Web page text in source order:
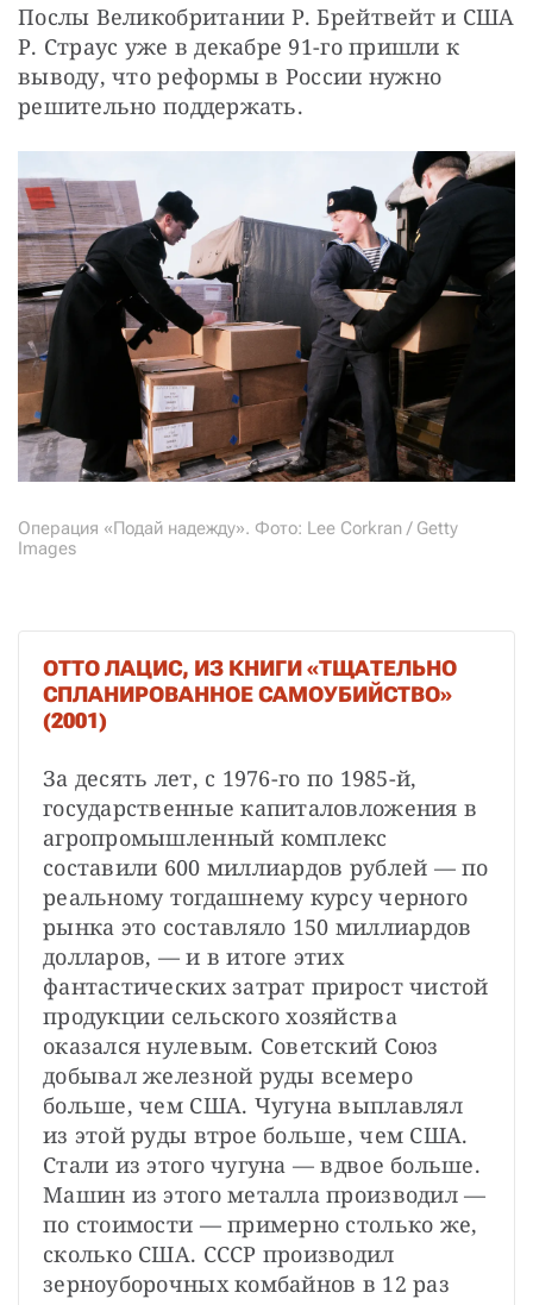
Послы Великобритании Р. Брейтвейт и США
Р. Страус уже в декабре 91-го пришли к
выводу, что реформы в России нужно
решительно поддержать.
Операция «Подай надежду». Фото: Lee Corkran / Getty
Images
ОТТО ЛАЦИС, ИЗ КНИГИ «ТЩАТЕЛЬНО
СПЛАНИРОВАННОЕ САМОУБИЙСТВО»
(2001)
За десять лет, с 1976-го по 1985-й,
государственные капиталовложения в
агропромышленный комплекс
составили 600 миллиардов рублей — по
реальному тогдашнему курсу черного
рынка это составляло 150 миллиардов
долларов, — и в итоге этих
фантастических затрат прирост чистой
продукции сельского хозяйства
оказался нулевым. Советский Союз
добывал железной руды всемеро
больше, чем США. Чугуна выплавлял
из этой руды втрое больше, чем США.
Стали из этого чугуна — вдвое больше.
Машин из этого металла производил —
по стоимости — примерно столько же,
сколько США. СССР производил
зерноуборочных комбайнов в 12 раз